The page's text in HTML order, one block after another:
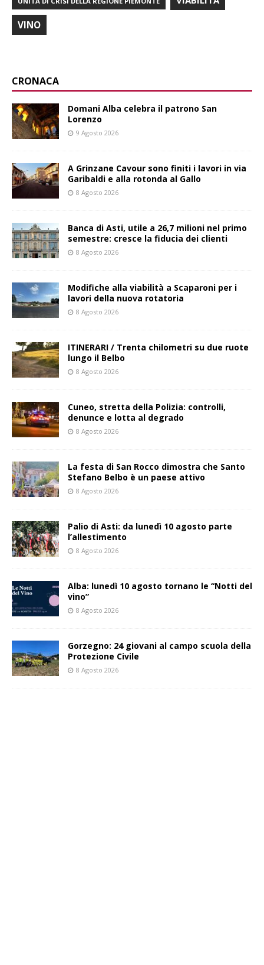
VINO
CRONACA
Domani Alba celebra il patrono San
Lorenzo
9 Agosto 2026
A Grinzane Cavour sono finiti i lavori in via
Garibaldi e alla rotonda al Gallo
8 Agosto 2026
Banca di Asti, utile a 26,7 milioni nel primo
semestre: cresce la fiducia dei clienti
8 Agosto 2026
Modifiche alla viabilità a Scaparoni per i
lavori della nuova rotatoria
8 Agosto 2026
ITINERARI / Trenta chilometri su due ruote
lungo il Belbo
8 Agosto 2026
Cuneo, stretta della Polizia: controlli,
denunce e lotta al degrado
8 Agosto 2026
La festa di San Rocco dimostra che Santo
Stefano Belbo è un paese attivo
8 Agosto 2026
Palio di Asti: da lunedì 10 agosto parte
l’allestimento
8 Agosto 2026
Alba: lunedì 10 agosto tornano le “Notti del
vino”
8 Agosto 2026
Gorzegno: 24 giovani al campo scuola della
Protezione Civile
8 Agosto 2026